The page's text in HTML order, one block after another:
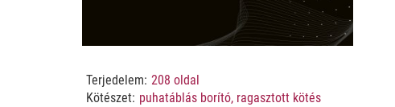
Terjedelem: 208 oldal
Kötészet: puhatáblás borító, ragasztott kötés